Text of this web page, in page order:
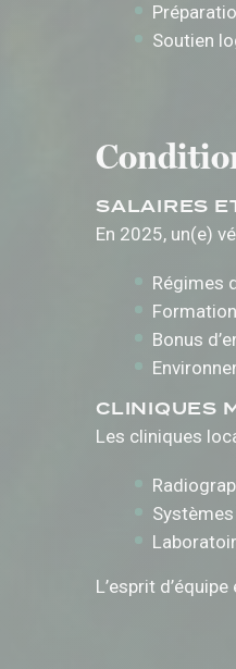
Soutien
SALAIRES
En 2025, un(e)
Régimes
Bonus
CLINIQUES
Les cliniques
L’esprit